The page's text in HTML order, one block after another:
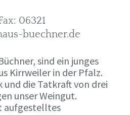
06321
buechner.de
sind ein junges
Kirrweiler in der Pfalz.
und die Tatkraft von drei
unser Weingut.
aufgestelltes